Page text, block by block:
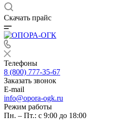
Скачать прайс
Телефоны
8 (800) 777-35-67
Заказать звонок
E-mail
info@opora-ogk.ru
Режим работы
Пн. – Пт.: с 9:00 до 18:00